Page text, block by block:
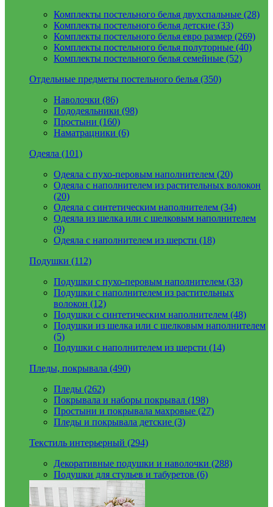
Комплекты постельного белья двухспальные (28)
Комплекты постельного белья детские (33)
Комплекты постельного белья евро размер (269)
Комплекты постельного белья полуторные (40)
Комплекты постельного белья семейные (52)
Отдельные предметы постельного белья (350)
Наволочки (86)
Пододеяльники (98)
Простыни (160)
Наматрацники (6)
Одеяла (101)
Одеяла с пухо-перовым наполнителем (20)
Одеяла с наполнителем из растительных волокон
(20)
Одеяла с синтетическим наполнителем (34)
Одеяла из шелка или с шелковым наполнителем
(9)
Одеяла с наполнителем из шерсти (18)
Подушки (112)
Подушки с пухо-перовым наполнителем (33)
Подушки с наполнителем из растительных
волокон (12)
Подушки с синтетическим наполнителем (48)
Подушки из шелка или с шелковым наполнителем
(5)
Подушки с наполнителем из шерсти (14)
Пледы, покрывала (490)
Пледы (262)
Покрывала и наборы покрывал (198)
Простыни и покрывала махровые (27)
Пледы и покрывала детские (3)
Текстиль интерьерный (294)
Декоративные подушки и наволочки (288)
Подушки для стульев и табуретов (6)